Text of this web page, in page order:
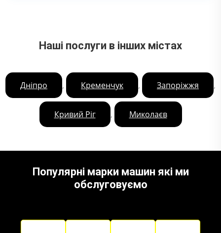
Наші послуги в інших містах
Дніпро , Кременчук , Запоріжжя ,
Кривий Ріг , Миколаєв
Популярні марки машин які ми
обслуговуємо